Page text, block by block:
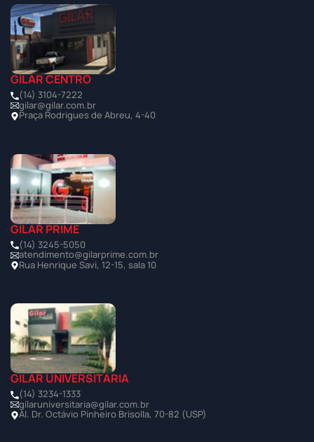
GILAR CENTRO
(14) 3104-7222
gilar@gilar.com.br
Praça Rodrigues de Abreu, 4-40
GILAR PRIME
(14) 3245-5050
atendimento@gilarprime.com.br
Rua Henrique Savi, 12-15, sala 10
GILAR UNIVERSITÁRIA
(14) 3234-1333
gilaruniversitaria@gilar.com.br
Al. Dr. Octávio Pinheiro Brisolla, 70-82 (USP)